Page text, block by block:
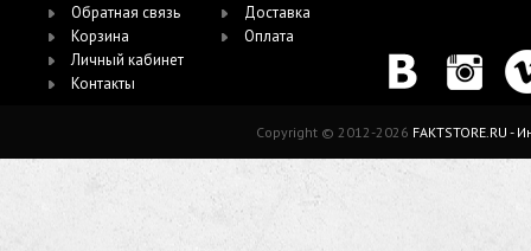
Обратная связь
Корзина
Личный кабинет
Контакты
Доставка
Оплата
Copyright © 2012-2026 FAKTSTORE.RU